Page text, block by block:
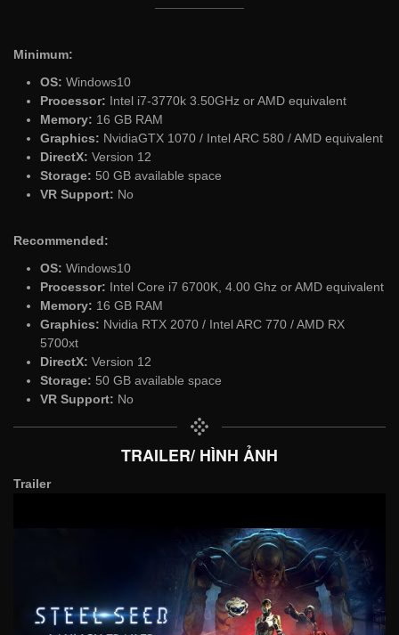
Minimum:
OS: Windows10
Processor: Intel i7-3770k 3.50GHz or AMD equivalent
Memory: 16 GB RAM
Graphics: NvidiaGTX 1070 / Intel ARC 580 / AMD equivalent
DirectX: Version 12
Storage: 50 GB available space
VR Support: No
Recommended:
OS: Windows10
Processor: Intel Core i7 6700K, 4.00 Ghz or AMD equivalent
Memory: 16 GB RAM
Graphics: Nvidia RTX 2070 / Intel ARC 770 / AMD RX
5700xt
DirectX: Version 12
Storage: 50 GB available space
VR Support: No
TRAILER/ HÌNH ẢNH
Trailer